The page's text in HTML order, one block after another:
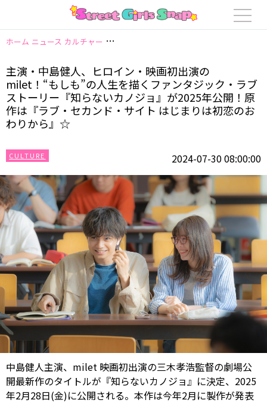
ホーム ニュース カルチャー 主演・中島健人、ヒロイン・映画初出演の
主演・中島健人、ヒロイン・映画初出演の
milet！“もしも”の人生を描くファンタジック・ラブ
ストーリー『知らないカノジョ』が2025年公開！原
作は『ラブ・セカンド・サイト はじまりは初恋のお
わりから』☆
CULTURE 2024-07-30 08:00:00
中島健人主演、milet 映画初出演の三木孝浩監督の劇場公
開最新作のタイトルが『知らないカノジョ』に決定、2025
年2月28日(金)に公開される。本作は今年2月に製作が発表